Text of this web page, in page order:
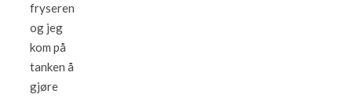
fryseren
og jeg
kom på
tanken å
gjøre